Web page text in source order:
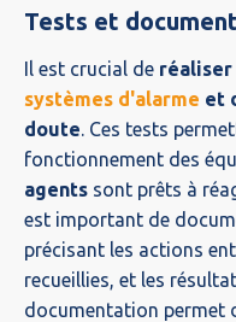
Tests et
Il est crucial de
systèmes d'alarme et
doute . Ces tests
fonctionnement des
agents sont prêts à
est important de
précisant les actions
recueillies, et les
documentation permet